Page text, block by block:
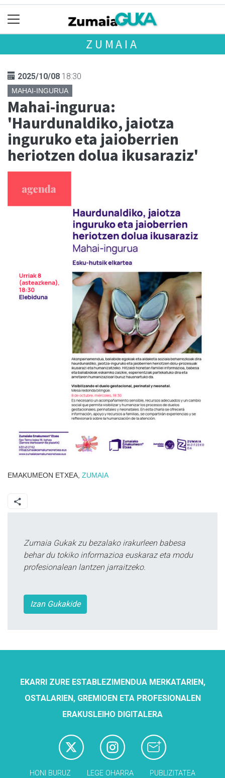
ZUMAIA
2025/10/08 18:30
MAHAI-INGURUA
Mahai-ingurua:
'Haurdunaldiko, jaiotza
inguruko eta jaioberrien
heriotzen dolua ikusaraziz'
EMAKUMEON ETXEA, ZUMAIA
Zumaia Gukak zu bezalako irakurleen babesa
behar du tokiko informazioa euskaraz eta modu
profesionalean lantzen jarraitzeko.
Izan Gukakide
EKARRI ZURE ESTABLEZIMENDUA MERKATARIEN,
OSTALARIEN, GREMIOEN ETA PROFESIONALEN
ERAKUSLEIHO DIGITALERA
HONI BURUZ LEGE OHARRA PUBLIZITATEA